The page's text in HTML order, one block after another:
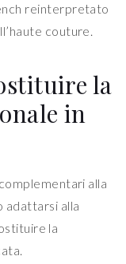
reinterpretato
couture.
la
in
alla
adattarsi alla
la